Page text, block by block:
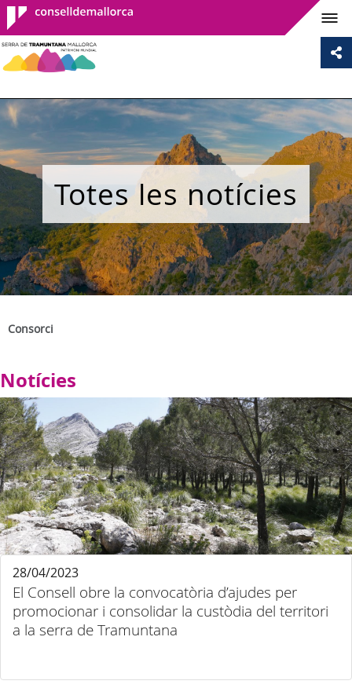
Consell de
Mallorca
Totes les notícies
Consorci
Notícies
El Consell obre la convocatòria d’ajudes per
promocionar i consolidar la custòdia del territori
a la serra de Tramuntana
28/04/2023